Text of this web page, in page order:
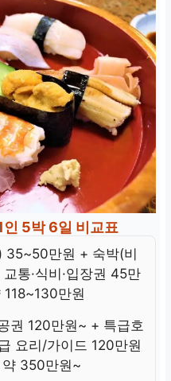
인 5박 6일 비교표
35~50만원 + 숙박(비
통·식비·입장권 45만
만원
권 120만원~ + 특급호
요리/가이드 120만원
350만원~